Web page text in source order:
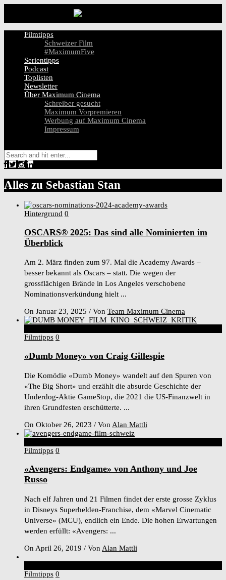
Filmtipps
Schweizer Film
#MaximumFive
Serientipps
Podcast
Toplisten
Newsletter
Über Maximum Cinema
Schreiber gesucht
Maximum Vorpremieren
Werbung auf Maximum Cinema
Impressum
Alles zu Sebastian Stan
Hintergrund 0
OSCARS® 2025: Das sind alle Nominierten im
Überblick
Am 2. März finden zum 97. Mal die Academy Awards –
besser bekannt als Oscars – statt. Die wegen der
grossflächigen Brände in Los Angeles verschobene
Nominationsverkündung hielt ...
On Januar 23, 2025 / Von Team Maximum Cinema
Filmtipps 0
«Dumb Money» von Craig Gillespie
Die Komödie «Dumb Money» wandelt auf den Spuren von
«The Big Short» und erzählt die absurde Geschichte der
Underdog-Aktie GameStop, die 2021 die US-Finanzwelt in
ihren Grundfesten erschütterte. ...
On Oktober 26, 2023 / Von Alan Mattli
Filmtipps 0
«Avengers: Endgame» von Anthony und Joe
Russo
Nach elf Jahren und 21 Filmen findet der erste grosse Zyklus
in Disneys Superhelden-Franchise, dem «Marvel Cinematic
Universe» (MCU), endlich ein Ende. Die hohen Erwartungen
werden erfüllt: «Avengers: ...
On April 26, 2019 / Von Alan Mattli
Filmtipps 0